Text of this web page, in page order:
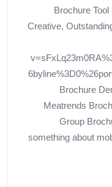
Brochure
Creative,
Brochure
Meatrends
Group
something about